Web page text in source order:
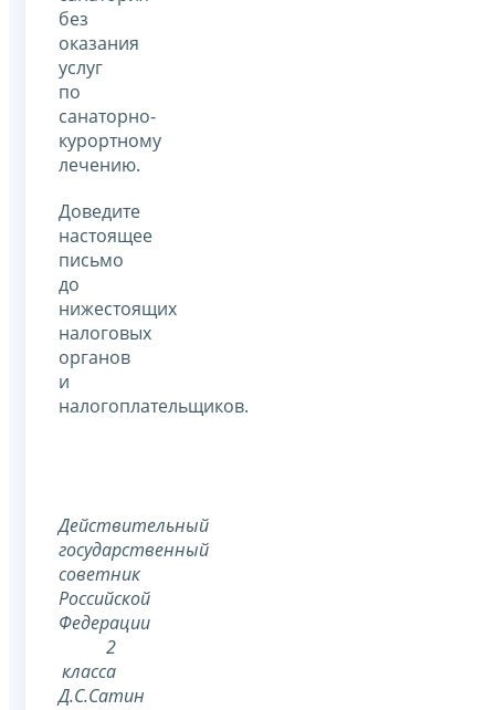
без
оказания
услуг
по
санаторно-
курортному
лечению.
Доведите
настоящее
письмо
до
нижестоящих
налоговых
органов
и
налогоплательщиков.
Действительный
государственный
советник
Российской
Федерации
2
класса
Д.С.Сатин